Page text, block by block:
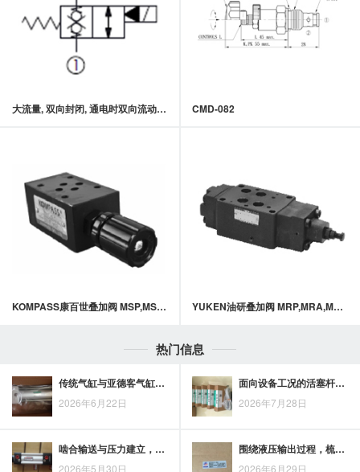
大流量, 双向封闭, 通电时双向流动常闭型提动轴型电磁方向阀 CMD-082
KOMPASS康百世叠加阀 MSP,MST-02,03系列叠加式止逆节流阀 YUKEN油研叠加阀 MRP,MRA,MRB-04系列叠加式减压阀
热门信息
传统气缸与亚德客气缸对比：结构适配、安装维护与应用场景差异
2026年6月22日
面向设备工况的活塞杆油缸选择要点
2026年7月28日
啮合输送与压力建立，解析HAITENG齿轮泵工作原理
2026年5月30日
围绕液压输出过程，梳理Rexroth柱塞泵的工作原理与性能要点
2026年6月29日